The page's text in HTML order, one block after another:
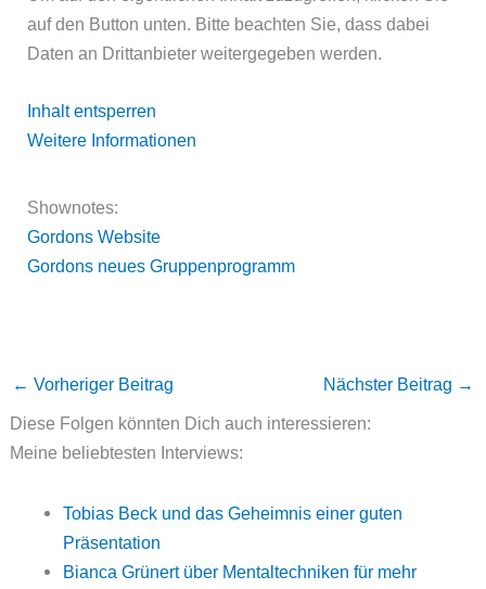
auf den Button unten. Bitte beachten Sie, dass dabei
Daten an Drittanbieter weitergegeben werden.
Inhalt entsperren
Weitere Informationen
Shownotes:
Gordons Website
Gordons neues Gruppenprogramm
← Vorheriger Beitrag Nächster Beitrag →
Diese Folgen könnten Dich auch interessieren:
Meine beliebtesten Interviews:
Tobias Beck und das Geheimnis einer guten
Präsentation
Bianca Grünert über Mentaltechniken für mehr